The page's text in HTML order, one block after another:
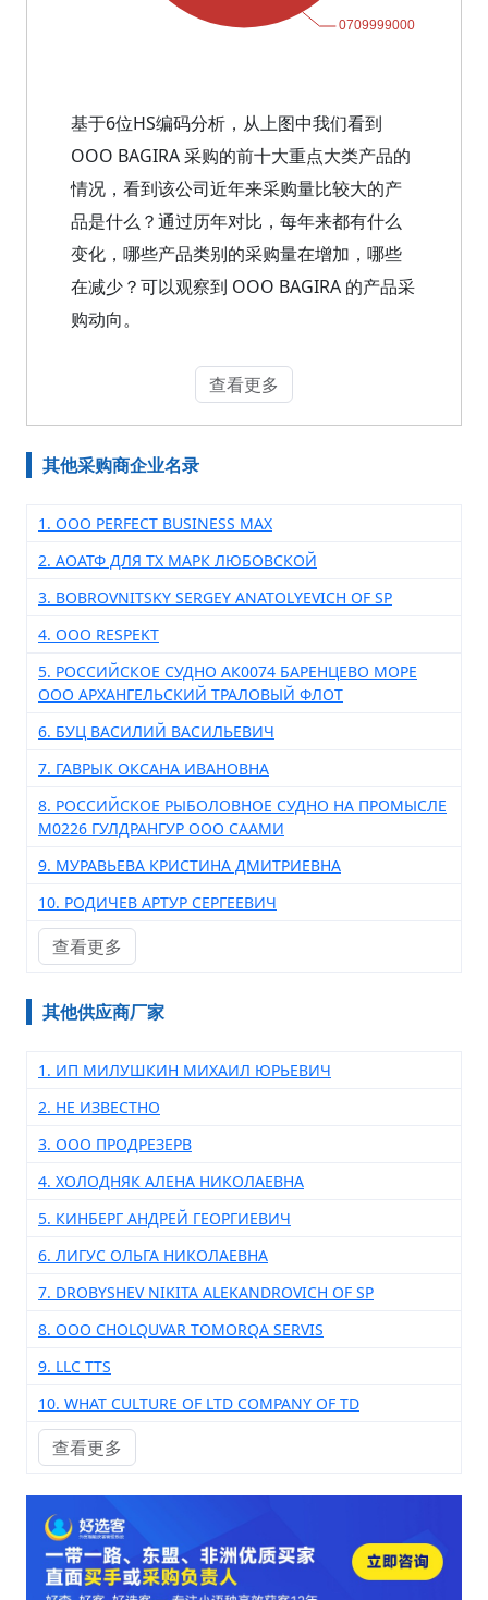
基于6位HS编码分析，从上图中我们看到
OOO BAGIRA 采购的前十大重点大类产品的
情况，看到该公司近年来采购量比较大的产
品是什么？通过历年对比，每年来都有什么
变化，哪些产品类别的采购量在增加，哪些
在减少？可以观察到 OOO BAGIRA 的产品采
购动向。
查看更多
其他采购商企业名录
1. ООО PERFECT BUSINESS MAX
2. АОАТФ ДЛЯ ТХ МАРК ЛЮБОВСКОЙ
3. BOBROVNITSKY SERGEY ANATOLYEVICH OF SP
4. OOO RESPEKT
5. РОССИЙСКОЕ СУДНО АК0074 БАРЕНЦЕВО МОРЕ
ООО АРХАНГЕЛЬСКИЙ ТРАЛОВЫЙ ФЛОТ
6. БУЦ ВАСИЛИЙ ВАСИЛЬЕВИЧ
7. ГАВРЫК ОКСАНА ИВАНОВНА
8. РОССИЙСКОЕ РЫБОЛОВНОЕ СУДНО НА ПРОМЫСЛЕ
М0226 ГУЛДРАНГУР ООО СААМИ
9. МУРАВЬЕВА КРИСТИНА ДМИТРИЕВНА
10. РОДИЧЕВ АРТУР СЕРГЕЕВИЧ
查看更多
其他供应商厂家
1. ИП МИЛУШКИН МИХАИЛ ЮРЬЕВИЧ
2. НЕ ИЗВЕСТНО
3. ООО ПРОДРЕЗЕРВ
4. ХОЛОДНЯК АЛЕНА НИКОЛАЕВНА
5. КИНБЕРГ АНДРЕЙ ГЕОРГИЕВИЧ
6. ЛИГУС ОЛЬГА НИКОЛАЕВНА
7. DROBYSHEV NIKITA ALEKANDROVICH OF SP
8. ООО CHOLQUVAR TOMORQA SERVIS
9. LLC TTS
10. WHAT CULTURE OF LTD COMPANY OF TD
查看更多